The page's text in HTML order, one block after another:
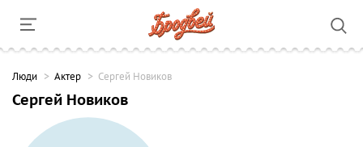
Люди Актер Сергей Новиков
Сергей Новиков